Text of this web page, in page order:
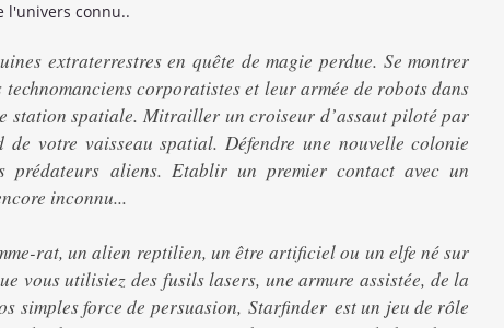
l'univers connu..
extraterrestres en quête de magie perdue. Se montrer
corporatistes et leur armée de robots dans
station spatiale. Mitrailler un croiseur d’assaut piloté par
votre vaisseau spatial. Défendre une nouvelle colonie
prédateurs aliens. Etablir un premier contact avec un
inconnu...
rat, un alien reptilien, un être artificiel ou un elfe né sur
vous utilisiez des fusils lasers, une armure assistée, de la
simples force de persuasion, Starfinder est un jeu de rôle